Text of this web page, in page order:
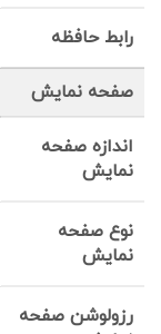
رابط حافظه
صفحه نمایش
اندازه صفحه
نمایش
نوع صفحه
نمایش
رزولوشن صفحه